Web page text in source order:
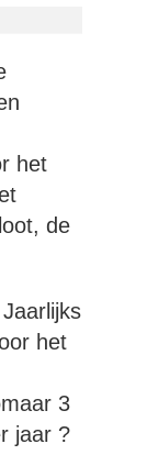
het
de
het
3
jaar ?